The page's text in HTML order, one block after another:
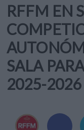
RFFM EN
SALA
2025-2026